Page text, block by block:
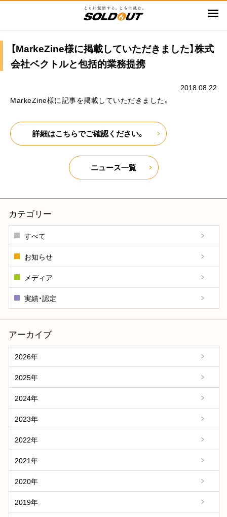
ン
テ
【MarkeZine様に掲載していただきました】株式
会社ベクトルと包括的業務提携
2018.08.22
MarkeZine様に記事を掲載していただきました。
詳細はこちらでご確認ください。
ニュース一覧
カテゴリー
すべて
お知らせ
メディア
実績・認定
アーカイブ
2026年
2025年
2024年
2023年
2022年
2021年
2020年
2019年